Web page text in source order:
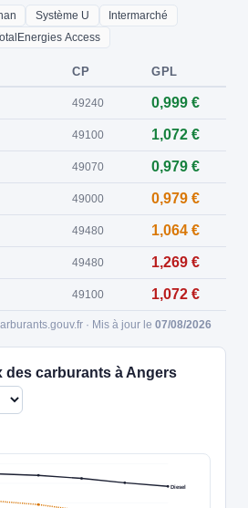
Système U
Intermarché
Access
CP GPL
49240 0,999 €
49100 1,072 €
49070 0,979 €
49000 0,979 €
49480 1,064 €
49480 1,269 €
49100 1,072 €
· Mis à jour le 07/08/2026
des carburants à Angers
Diesel